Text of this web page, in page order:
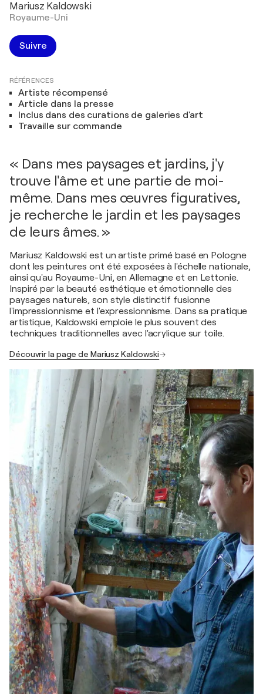
Mariusz Kaldowski
Royaume-Uni
Suivre
RÉFÉRENCES
Artiste récompensé
Article dans la presse
Inclus dans des curations de galeries d'art
Travaille sur commande
« Dans mes paysages et jardins, j'y
trouve l'âme et une partie de moi-
même. Dans mes œuvres figuratives,
je recherche le jardin et les paysages
de leurs âmes. »
Mariusz Kaldowski est un artiste primé basé en Pologne
dont les peintures ont été exposées à l'échelle nationale,
ainsi qu'au Royaume-Uni, en Allemagne et en Lettonie.
Inspiré par la beauté esthétique et émotionnelle des
paysages naturels, son style distinctif fusionne
l'impressionnisme et l'expressionnisme. Dans sa pratique
artistique, Kaldowski emploie le plus souvent des
techniques traditionnelles avec l'acrylique sur toile.
Découvrir la page de Mariusz Kaldowski